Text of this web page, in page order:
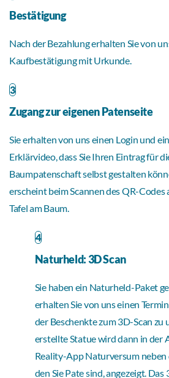
Bestätigung
Nach der Bezahlung erhalten Sie von
Kaufbestätigung mit Urkunde.
3
Zugang zur eigenen Patenseite
Sie erhalten von uns einen Login und
Erklärvideo, dass Sie Ihren Eintrag für
Baumpatenschaft selbst gestalten
erscheint beim Scannen des QR-Codes
Tafel am Baum.
4
Naturheld: 3D Scan
Sie haben ein Naturheld-Paket
erhalten Sie von uns einen
der Beschenkte zum 3D-Scan zu
erstellte Statue wird dann in der
Reality-App Naturversum neben
den Sie Pate sind, angezeigt.